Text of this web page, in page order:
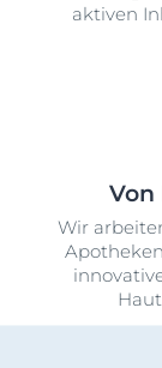
aktiven
Wir